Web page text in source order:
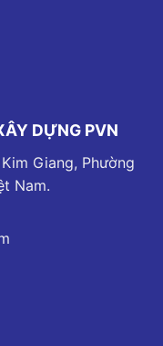
DỰNG PVN
Giang, Phường
Nam.